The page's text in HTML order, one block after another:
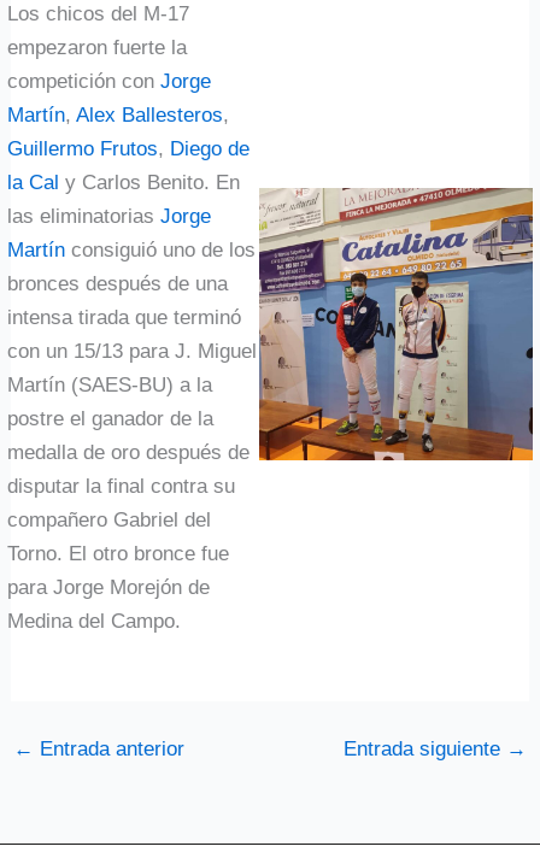
Los chicos del M-17
empezaron fuerte la
competición conJorge
Martín,Alex Ballesteros,
Guillermo Frutos, Diego de
la Cal y Carlos Benito. En
las eliminatoriasJorge
Martín consiguió uno de los
bronces después de una
intensa tirada que terminó
con un 15/13 para J. Miguel
Martín (SAES-BU) a la
postre el ganador de la
medalla de oro después de
disputar la final contra su
compañero Gabriel del
Torno. El otro bronce fue
para Jorge Morejón de
Medina del Campo.
← Entrada anterior Entrada siguiente →